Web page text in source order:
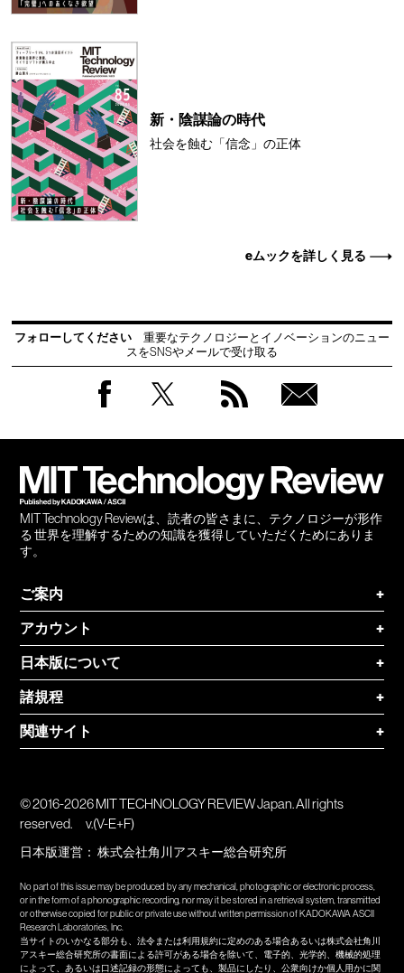
新・陰謀論の時代
社会を蝕む「信念」の正体
eムックを詳しく見る
フォローしてください
重要なテクノロジーとイノベーションのニュー
スをSNSやメールで受け取る
MIT Technology Reviewは、読者の皆さまに、テクノロジーが形作
る 世界を理解するための知識を獲得していただくためにありま
す。
ご案内
+
アカウント
+
日本版について
+
諸規程
+
関連サイト
+
© 2016-2026 MIT TECHNOLOGY REVIEW Japan. All rights
reserved.
v.(V-E+F)
日本版運営：株式会社角川アスキー総合研究所
No part of this issue may be produced by any mechanical, photographic or electronic process,
or in the form of a phonographic recording, nor may it be stored in a retrieval system, transmitted
or otherwise copied for public or private use without written permission of KADOKAWA ASCII
Research Laboratories, Inc.
当サイトのいかなる部分も、法令または利用規約に定めのある場合あるいは株式会社角川
アスキー総合研究所の書面による許可がある場合を除いて、電子的、光学的、機械的処理
によって、あるいは口述記録の形態によっても、製品にしたり、公衆向けか個人用かに関